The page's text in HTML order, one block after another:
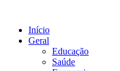
conteúdo
Início
Geral
Educação
Saúde